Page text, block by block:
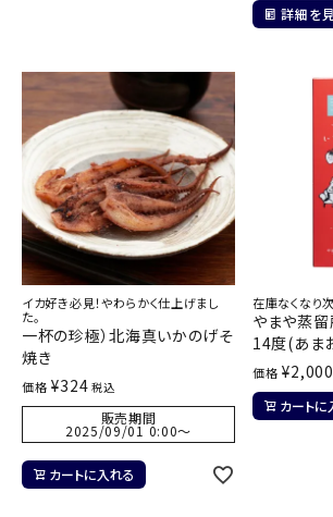
詳細を
イカ好き必見！やわらかく仕上げまし
た。
一杯の珍極）北海真いかのげそ
焼き
価格 ¥324 税込
販売期間
2025/09/01 0:00〜
カートに入れる
在庫なくなり
やまや蒸留
14度(あま
価格 ¥2,000
カートに